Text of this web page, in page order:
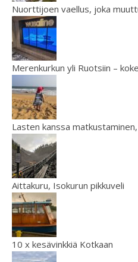
Nuorttijoen vaellus, joka
Merenkurkun yli Ruotsiin –
Lasten kanssa
Aittakuru, Isokurun pikkuveli
10 x kesävinkkiä Kotkaan